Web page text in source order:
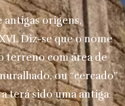
antigas origens,
Diz-se que o nome
terreno com área de
ou “cercado”
terá sido uma antiga